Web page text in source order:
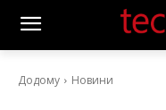
Додому Новини